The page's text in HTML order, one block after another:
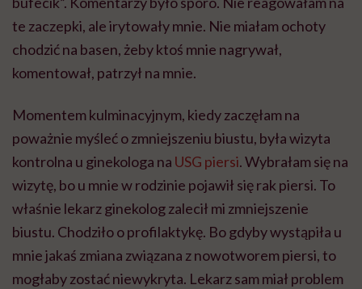
te zaczepki, ale irytowały mnie. Nie miałam ochoty
chodzić na basen, żeby ktoś mnie nagrywał,
komentował, patrzył na mnie.
Momentem kulminacyjnym, kiedy zaczęłam na
poważnie myśleć o zmniejszeniu biustu, była wizyta
kontrolna u ginekologa na USG piersi. Wybrałam się na
wizytę, bo u mnie w rodzinie pojawił się rak piersi. To
właśnie lekarz ginekolog zalecił mi zmniejszenie
biustu. Chodziło o profilaktykę. Bo gdyby wystąpiła u
mnie jakaś zmiana związana z nowotworem piersi, to
mogłaby zostać niewykryta. Lekarz sam miał problem